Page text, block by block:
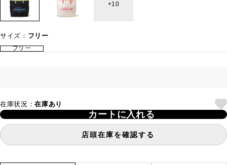
10
サイズ： フリー
フリー
在庫状況：在庫あり
カートに入れる
店頭在庫を確認する